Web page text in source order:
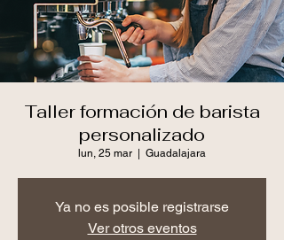
Taller formación de barista
personalizado
lun, 25 mar Guadalajara
Ya no es posible registrarse
Ver otros eventos